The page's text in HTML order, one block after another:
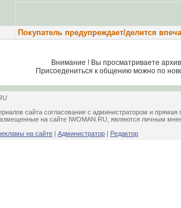
Покупатель предупреждает/делится
Внимание ! Вы просматриваете
Присоедениться к общению можно по
сайта согласование с администратором и прямая
на сайте IWOMAN.RU, являются личным
на сайте | Администратор | Редактор